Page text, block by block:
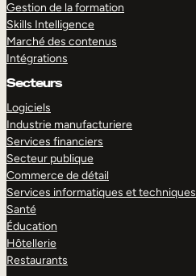
Gestion de la formation
Skills Intelligence
Marché des contenus
Intégrations
Secteurs
Logiciels
Industrie manufacturiere
Services financiers
Secteur publique
Commerce de détail
Services informatiques et techniques
Santé
Éducation
Hôtellerie
Restaurants